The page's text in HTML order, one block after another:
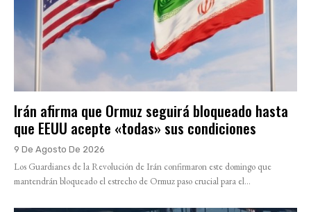
Irán afirma que Ormuz seguirá bloqueado hasta
que EEUU acepte «todas» sus condiciones
9 De Agosto De 2026
Los Guardianes de la Revolución de Irán confirmaron este domingo que
mantendrán bloqueado el estrecho de Ormuz paso crucial para el...